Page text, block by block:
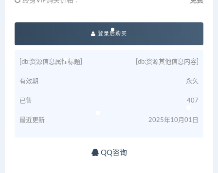
登录后购买
[db:资源信息属性标题] [db:资源其他信息内容]
有效期 永久
已售 407
最近更新 2025年10月01日
QQ咨询